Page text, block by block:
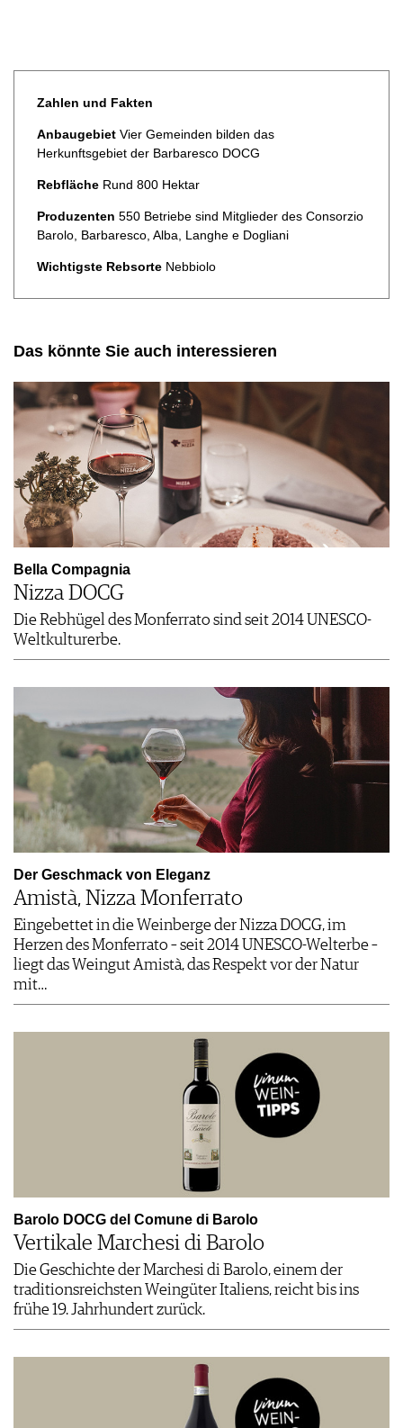
Zahlen und Fakten
Anbaugebiet Vier Gemeinden bilden das
Herkunftsgebiet der Barbaresco DOCG
Rebfläche Rund 800 Hektar
Produzenten 550 Betriebe sind Mitglieder des Consorzio
Barolo, Barbaresco, Alba, Langhe e Dogliani
Wichtigste Rebsorte Nebbiolo
Das könnte Sie auch interessieren
Bella Compagnia
Nizza DOCG
Die Rebhügel des Monferrato sind seit 2014 UNESCO-
Weltkulturerbe.
Der Geschmack von Eleganz
Amistà, Nizza Monferrato
Eingebettet in die Weinberge der Nizza DOCG, im
Herzen des ­Monferrato – seit 2014 UNESCO-Welterbe –
liegt das Weingut Amistà, das Respekt vor der Natur
mit…
Barolo DOCG del Comune di Barolo
Vertikale Marchesi di Barolo
Die Geschichte der Marchesi di Barolo, einem der
traditionsreichsten Weingüter Italiens, reicht bis ins
frühe 19. Jahrhundert zurück.